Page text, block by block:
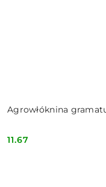
Agrowłóknina
Cena:
11.67